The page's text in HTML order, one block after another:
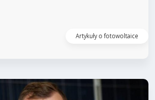
Artykuły o fotowoltaice